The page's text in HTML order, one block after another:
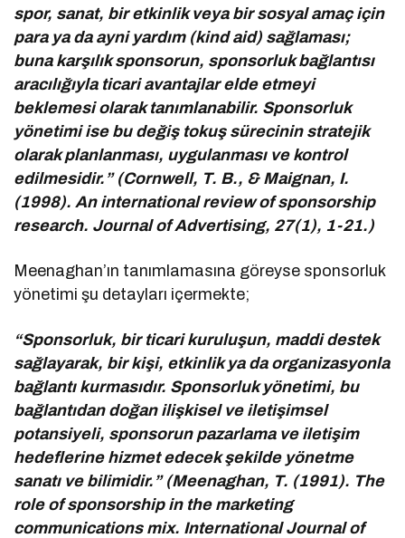
spor, sanat, bir etkinlik veya bir sosyal amaç için
para ya da ayni yardım (kind aid) sağlaması;
buna karşılık sponsorun, sponsorluk bağlantısı
aracılığıyla ticari avantajlar elde etmeyi
beklemesi olarak tanımlanabilir. Sponsorluk
yönetimi ise bu değiş tokuş sürecinin stratejik
olarak planlanması, uygulanması ve kontrol
edilmesidir.” (Cornwell, T. B., & Maignan, I.
(1998). An international review of sponsorship
research. Journal of Advertising, 27(1), 1-21.)
Meenaghan’ın tanımlamasına göreyse sponsorluk
yönetimi şu detayları içermekte;
“Sponsorluk, bir ticari kuruluşun, maddi destek
sağlayarak, bir kişi, etkinlik ya da organizasyonla
bağlantı kurmasıdır. Sponsorluk yönetimi, bu
bağlantıdan doğan ilişkisel ve iletişimsel
potansiyeli, sponsorun pazarlama ve iletişim
hedeflerine hizmet edecek şekilde yönetme
sanatı ve bilimidir.” (Meenaghan, T. (1991). The
role of sponsorship in the marketing
communications mix. International Journal of